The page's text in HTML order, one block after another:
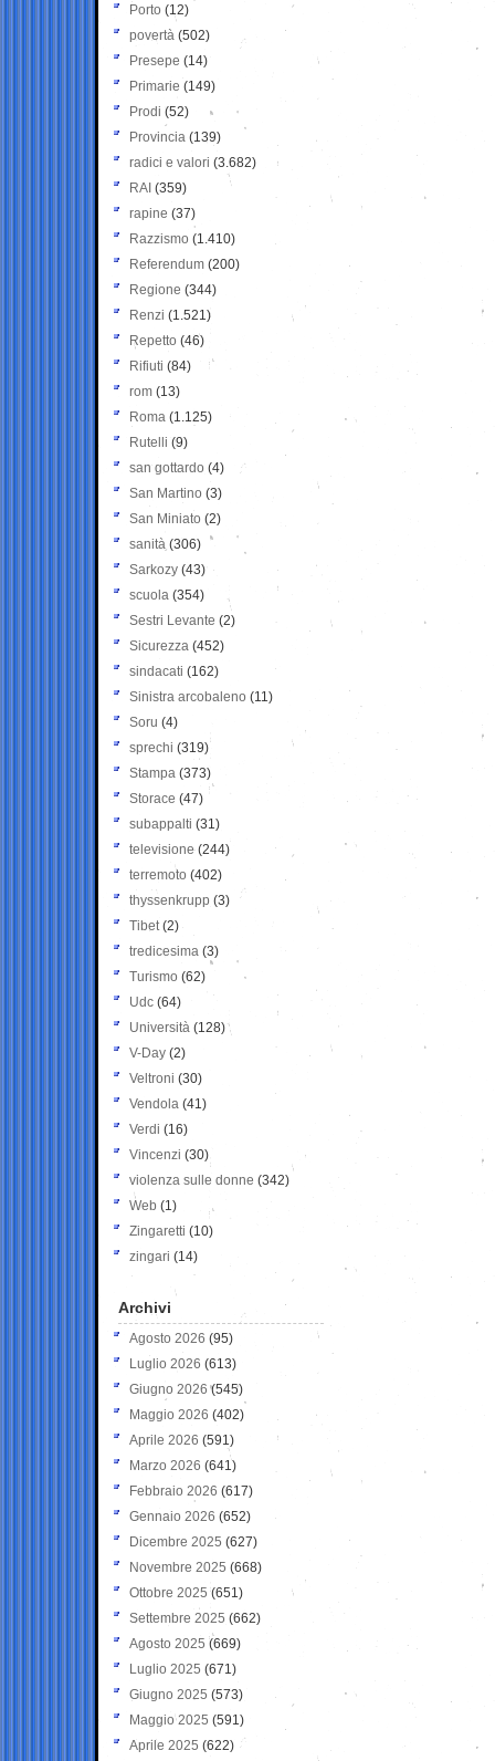
Porto (12)
povertà (502)
Presepe (14)
Primarie (149)
Prodi (52)
Provincia (139)
radici e valori (3.682)
RAI (359)
rapine (37)
Razzismo (1.410)
Referendum (200)
Regione (344)
Renzi (1.521)
Repetto (46)
Rifiuti (84)
rom (13)
Roma (1.125)
Rutelli (9)
san gottardo (4)
San Martino (3)
San Miniato (2)
sanità (306)
Sarkozy (43)
scuola (354)
Sestri Levante (2)
Sicurezza (452)
sindacati (162)
Sinistra arcobaleno (11)
Soru (4)
sprechi (319)
Stampa (373)
Storace (47)
subappalti (31)
televisione(244)
terremoto (402)
thyssenkrupp (3)
Tibet(2)
tredicesima (3)
Turismo (62)
Udc (64)
Università (128)
V-Day (2)
Veltroni (30)
Vendola (41)
Verdi (16)
Vincenzi (30)
violenza sulle donne (342)
Web (1)
Zingaretti (10)
zingari (14)
Archivi
Agosto 2026 (95)
Luglio 2026 (613)
Giugno 2026 (545)
Maggio 2026 (402)
Aprile 2026 (591)
Marzo 2026 (641)
Febbraio 2026 (617)
Gennaio 2026 (652)
Dicembre 2025 (627)
Novembre 2025 (668)
Ottobre 2025 (651)
Settembre 2025 (662)
Agosto 2025 (669)
Luglio 2025 (671)
Giugno 2025 (573)
Maggio 2025 (591)
Aprile 2025 (622)